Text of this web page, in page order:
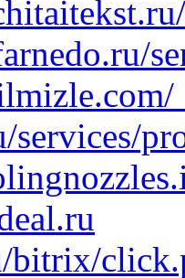
services/
bitrix/